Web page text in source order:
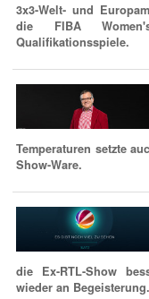
3x3-Welt- und
die FIBA
Qualifikationsspiele.
Temperaturen setzte
Show-Ware.
die Ex-RTL-Show
wieder an Begeisterung.